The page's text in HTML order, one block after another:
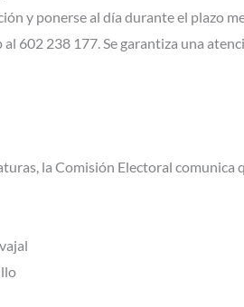
y ponerse al día durante el plazo
602 238 177. Se garantiza una
la Comisión Electoral